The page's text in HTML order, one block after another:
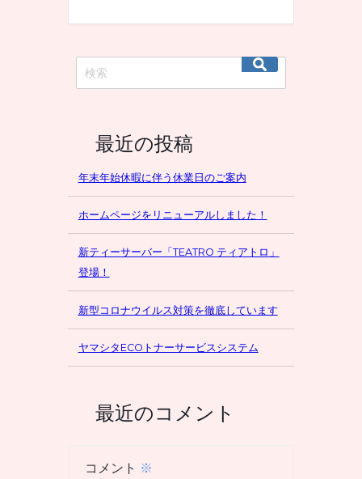
最近の投稿
年末年始休暇に伴う休業日のご案内
ホームページをリニューアルしました！
新ティーサーバー「TEATRO ティアトロ」
登場！
新型コロナウイルス対策を徹底しています
ヤマシタECOトナーサービスシステム
最近のコメント
コメント ※